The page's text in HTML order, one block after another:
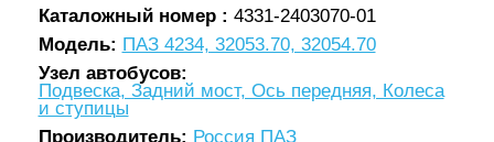
Каталожный номер : 4331-2403070-01
Модель: ПАЗ 4234, 32053.70, 32054.70
Узел автобусов:
Подвеска, Задний мост, Ось передняя, Колеса
и ступицы
Производитель: Россия ПАЗ